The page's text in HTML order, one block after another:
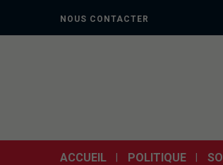
NOUS CONTACTER
ACCUEIL POLITIQUE